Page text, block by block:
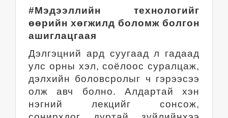
#Мэдээллийн технологийг
өөрийн хөгжилд боломж болгон
ашиглацгаая
Дэлгэцний ард суугаад л гадаад
улс орны хэл, соёлоос суралцаж,
дэлхийн боловсролыг ч гэрээсээ
олж авч болно. Алдартай хэн
нэгний лекцийг сонсож,